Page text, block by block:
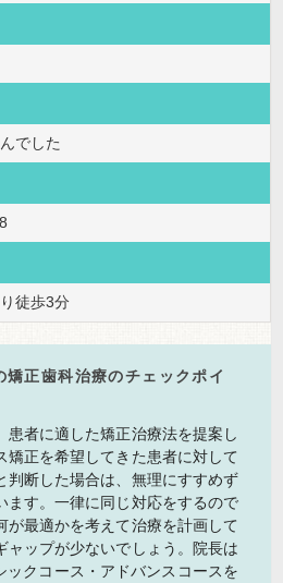
でした
徒歩3分
正歯科治療のチェックポイ
患者に適した矯正治療法を提案し
矯正を希望してきた患者に対して
判断した場合は、無理にすすめず
ます。一律に同じ対応をするので
が最適かを考えて治療を計画して
ャップが少ないでしょう。院長は
ックコース・アドバンスコースを